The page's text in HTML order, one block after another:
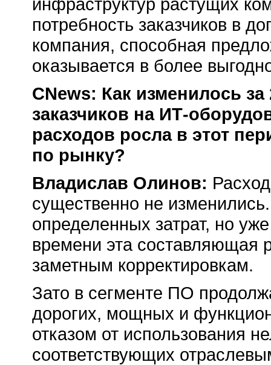
потребность заказчиков в
компания, способная
оказывается в более
CNews: Как изменилось
заказчиков на ИТ-
расходов росла в этот
по рынку?
Владислав Олинов:
существенно не
определенных затрат, но
времени эта составляющая
заметным корректировкам.
Зато в сегменте ПО
дорогих, мощных и
отказом от использования
соответствующих